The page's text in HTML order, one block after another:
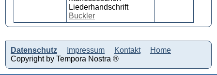
Liederhandschrift
Buckler
Datenschutz Impressum Kontakt
Home
Copyright by Tempora Nostra ®